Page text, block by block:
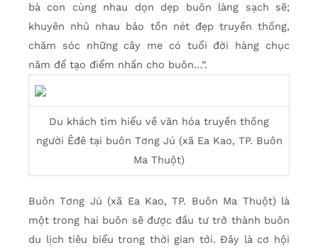
bà con cùng nhau dọn dẹp buôn làng sạch sẽ;
khuyên nhủ nhau bảo tồn nét đẹp truyền thống,
chăm sóc những cây me có tuổi đời hàng chục
năm để tạo điểm nhấn cho buôn…”.
Du khách tìm hiểu về văn hóa truyền thống
người Êđê tại buôn Tơng Jú (xã Ea Kao, TP. Buôn
Ma Thuột)
Buôn Tơng Jú (xã Ea Kao, TP. Buôn Ma Thuột) là
một trong hai buôn sẽ được đầu tư trở thành buôn
du lịch tiêu biểu trong thời gian tới. Đây là cơ hội